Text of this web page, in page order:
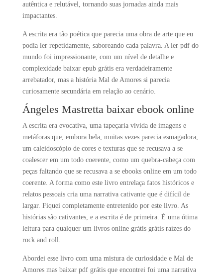
autêntica e relutável, tornando suas jornadas ainda mais
impactantes.
A escrita era tão poética que parecia uma obra de arte que eu
podia ler repetidamente, saboreando cada palavra. A ler pdf do
mundo foi impressionante, com um nível de detalhe e
complexidade baixar epub grátis era verdadeiramente
arrebatador, mas a história Mal de Amores si parecia
curiosamente secundária em relação ao cenário.
Ángeles Mastretta baixar ebook online
A escrita era evocativa, uma tapeçaria vívida de imagens e
metáforas que, embora bela, muitas vezes parecia esmagadora,
um caleidoscópio de cores e texturas que se recusava a se
coalescer em um todo coerente, como um quebra-cabeça com
peças faltando que se recusava a se ebooks online em um todo
coerente. A forma como este livro entrelaça fatos históricos e
relatos pessoais cria uma narrativa cativante que é difícil de
largar. Fiquei completamente entretenido por este livro. As
histórias são cativantes, e a escrita é de primeira. É uma ótima
leitura para qualquer um livros online grátis grátis raízes do
rock and roll.
Abordei esse livro com uma mistura de curiosidade e Mal de
Amores mas baixar pdf grátis que encontrei foi uma narrativa